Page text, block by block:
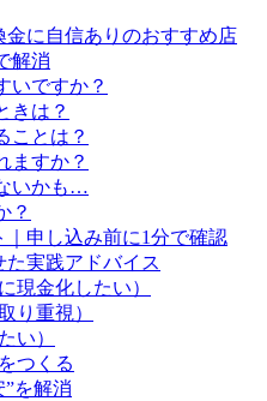
金に自信ありのおすすめ店
解消
いですか？
きは？
ことは？
ますか？
いかも…
？
｜申し込み前に1分で確認
実践アドバイス
現金化したい）
り重視）
い）
つくる
を解消